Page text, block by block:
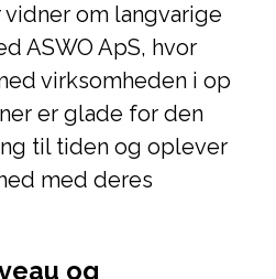
om langvarige
ASWO ApS, hvor
virksomheden i op
er glade for den
til tiden og oplever
med deres
og